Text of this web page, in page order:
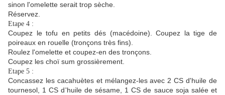
sinon l'omelette serait trop sèche.
Réservez.
Etape 4 :
Coupez le tofu en petits dés (macédoine). Coupez la tige de
poireaux en rouelle (tronçons très fins).
Roulez l'omelette et coupez-en des tronçons.
Coupez les choï sum grossièrement.
Etape 5 :
Concassez les cacahuètes et mélangez-les avec 2 CS d'huile de
tournesol, 1 CS d'huile de sésame, 1 CS de sauce soja salée et